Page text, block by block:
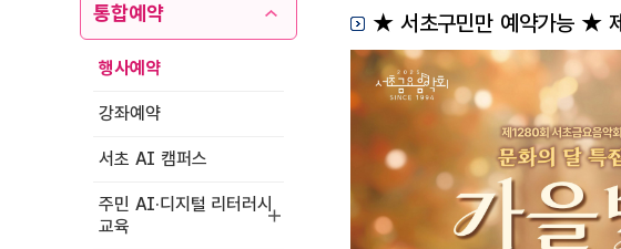
통합예약
행사예약
강좌예약
서초 AI 캠퍼스
주민 AI·디지털 리터러시
교육
★ 서초구민만 예약가능 ★